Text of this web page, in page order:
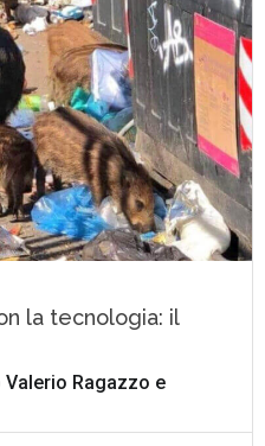
la tecnologia: il
Ragazzo e